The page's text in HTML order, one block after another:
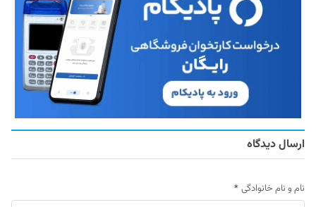
ارسال دیدگاه
نام و نام خانوادگی *